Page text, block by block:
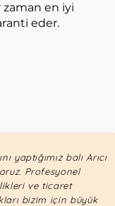
en iyi
eder.
yaptığımız balı Arıcı
Profesyonel
ve ticaret
bizim için büyük